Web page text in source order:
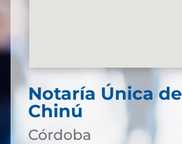
Notaría Única de
Chinú
Córdoba